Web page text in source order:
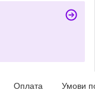
Оплата Умови